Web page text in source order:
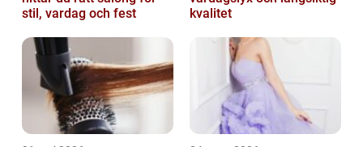
stil, vardag och fest
kvalitet